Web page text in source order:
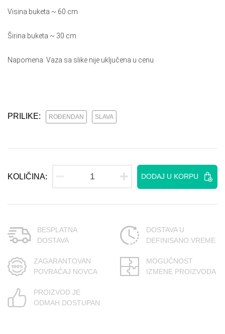
Visina buketa ~ 60 cm
Širina buketa ~ 30 cm
Napomena: Vaza sa slike nije uključena u cenu
PRILIKE: ROĐENDAN SLAVA
KOLIČINA: DODAJ U KORPU
BESPLATNA
DOSTAVA
DOSTAVA U
DEFINISANO VREME
ZAGARANTOVAN
POVRAĆAJ NOVCA
MOGUĆNOST
IZMENE PROIZVODA
PROIZVOD JE
ODMAH DOSTUPAN